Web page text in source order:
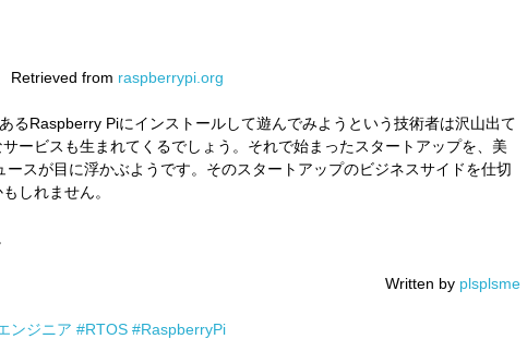
Retrieved from raspberrypi.org
るRaspberry Piにインストールして遊んでみようという技術者は沢山出て
ービスも生まれてくるでしょう。それで始まったスタートアップを、美
スが目に浮かぶようです。そのスタートアップのビジネスサイドを仕切
しれません。
Written by plsplsme
ンジニア #RTOS #RaspberryPi